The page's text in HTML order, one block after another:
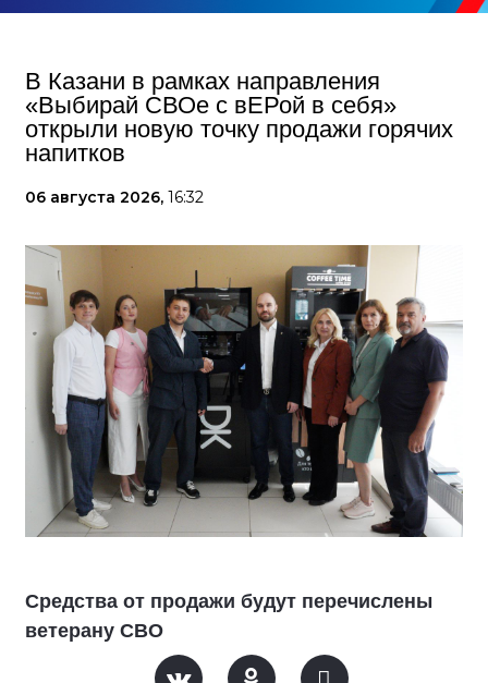
В Казани в рамках направления
«Выбирай СВОе с вЕРой в себя»
открыли новую точку продажи горячих
напитков
06 августа 2026, 16:32
Средства от продажи будут перечислены
ветерану СВО